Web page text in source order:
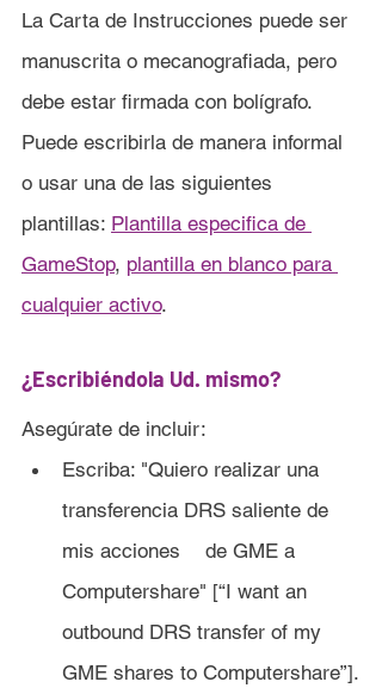
La Carta de Instrucciones puede ser
manuscrita o mecanografiada, pero
debe estar firmada con bolígrafo.
Puede escribirla de manera informal
o usar una de las siguientes
plantillas: Plantilla especifica de
GameStop, plantilla en blanco para
cualquier activo.
¿Escribiéndola Ud. mismo?
Asegúrate de incluir:
Escriba: "Quiero realizar una
transferencia DRS saliente de
mis acciones 	de GME a
Computershare" [“I want an
outbound DRS transfer of my
GME shares to Computershare”].